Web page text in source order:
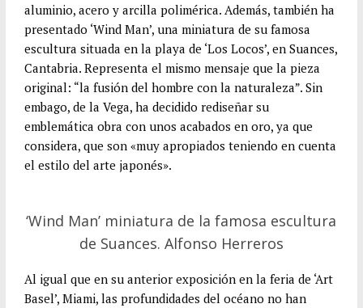
aluminio, acero y arcilla polimérica. Además, también ha
presentado ‘Wind Man’, una miniatura de su famosa
escultura situada en la playa de ‘Los Locos’, en Suances,
Cantabria. Representa el mismo mensaje que la pieza
original: “la fusión del hombre con la naturaleza”. Sin
embago, de la Vega, ha decidido rediseñar su
emblemática obra con unos acabados en oro, ya que
considera, que son «muy apropiados teniendo en cuenta
el estilo del arte japonés».
‘Wind Man’ miniatura de la famosa escultura
de Suances. Alfonso Herreros
Al igual que en su anterior exposición en la feria de ‘Art
Basel’, Miami, las profundidades del océano no han